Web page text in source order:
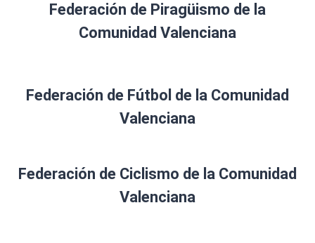
Federación de Piragüismo de la
Comunidad Valenciana
Federación de Fútbol de la Comunidad
Valenciana
Federación de Ciclismo de la Comunidad
Valenciana